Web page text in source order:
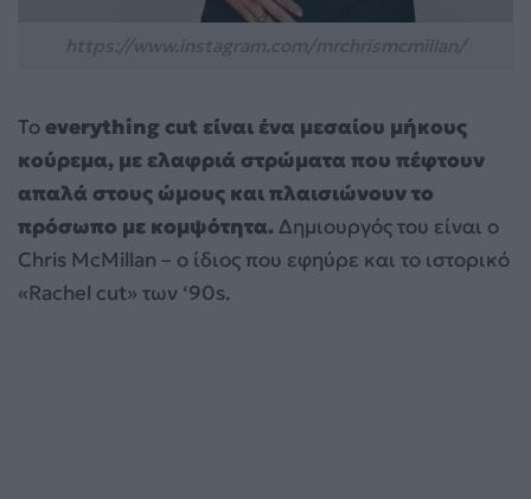
Τοeverything cut είναι ένα μεσαίου μήκους
κούρεμα, με ελαφριά στρώματα που πέφτουν
απαλά στους ώμους και πλαισιώνουν το
πρόσωπο με κομψότητα.Δημιουργός του είναι ο
Chris McMillan – ο ίδιος που εφηύρε και το ιστορικό
«Rachel cut» των ‘90s.